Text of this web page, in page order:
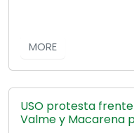
MORE
USO protesta
Valme y Macarena